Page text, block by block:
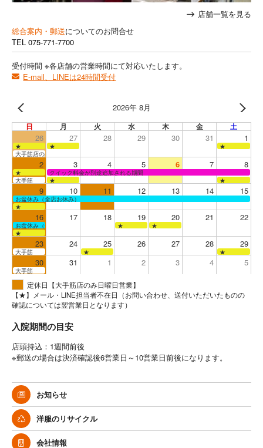
店舗一覧を見る
総合案内・郵送についてのお問合せ
TEL 075-771-7700
受付時間 ※各店舗の営業時間にて対応いたします。
E-mail、LINEは24時間受付
2026年 8月
日 月 火 水 木 金 土
26 27 28 29 30 31 1
★ ★
★
大手筋店のみ営業
2 3 4 5 6 7 8
★
クイック料金が別途追加される期間
大手筋
★ ★
9 10 11 12 13 14 15
お盆休み（全店お休み）
★
16 17 18 19 20 21 22
お盆休み（全店お休み） ★
★
★
23 24 25 26 27 28 29
大手筋 ★ ★
30 31 1 2 3 4 5
大手筋
定休日【大手筋店のみ日曜日営業】
【★】メール・LINE担当者不在日（お問い合わせ、送付いただいたものの
確認については翌営業日となります）
入院期間の目安
店頭持込：1週間前後
※郵送の場合は決済確認後6営業日～10営業日前後になります。
お知らせ
洋服のリサイクル
会社情報